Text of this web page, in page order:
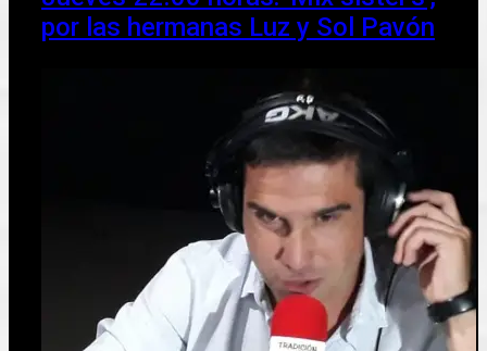
por las hermanas Luz y Sol Pavón